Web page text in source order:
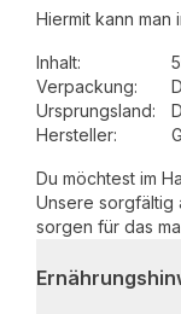
Hiermit kann man
Inhalt:
Verpackung:
Ursprungsland:
Hersteller:
Du möchtest im
Unsere sorgfältig
sorgen für das